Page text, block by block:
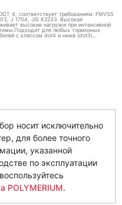
4, соответствует требованиям: FMVSS
J 1704, JIS K2233. Высокая
высокие нагрузки при интенсивной
для любых тормозных
с классом dot4 и ниже (dot3)...
носит исключительно
для более точного
указанной
по эксплуатации
POLYMERIUM.